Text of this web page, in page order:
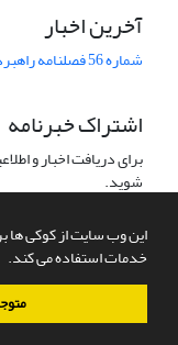
این وب سایت از کوکی ها
خدمات استفاده می کند.
آخرین اخبار
شماره 56 فصلنامه راهبرد فرهنگ منتشر شد
اشتراک خبرنامه
برای دریافت اخبار و
شوید.
سامانه مدیریت